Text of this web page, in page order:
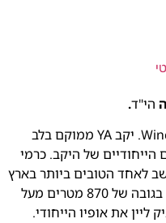
הי"ד.
הרוזה בשיתוף יקב YA ו-Wine&Friends. יקב YA ממוקם בלב
של היקב. כרמי
ה-90 באזור הנחשב לאחד הטובים ביותר בארץ
לגידול ענבי יין, במרכז כרם בן-זמרה, בגובה של 870 מטרים מעל
את אופיו הייחודי.